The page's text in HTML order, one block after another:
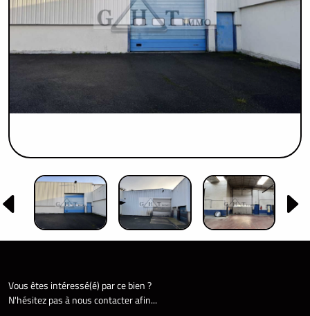
Vous êtes intéressé(é) par ce bien ?
N'hésitez pas à nous contacter afin...